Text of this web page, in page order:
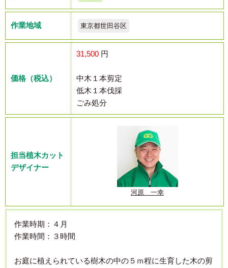
作業地域 東京都世田谷区
価格（税込）
31,500 円
中木１本剪定
低木１本伐採
ごみ処分
担当植木カット
デザイナー
河原 一幸
作業時期：４月
作業時間：３時間
お庭に植えられている樹木の中の５ｍ程に生育した木の剪